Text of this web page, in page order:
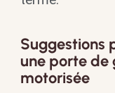
Suggestions
une porte de
motorisée